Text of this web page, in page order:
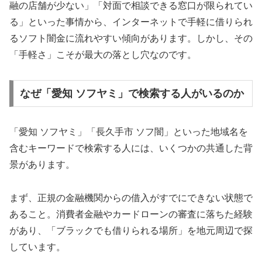
融の店舗が少ない」「対面で相談できる窓口が限られてい
る」といった事情から、インターネットで手軽に借りられ
るソフト闇金に流れやすい傾向があります。しかし、その
「手軽さ」こそが最大の落とし穴なのです。
なぜ「愛知 ソフヤミ」で検索する人がいるのか
「愛知 ソフヤミ」「長久手市 ソフ闇」といった地域名を
含むキーワードで検索する人には、いくつかの共通した背
景があります。
まず、正規の金融機関からの借入がすでにできない状態で
あること。消費者金融やカードローンの審査に落ちた経験
があり、「ブラックでも借りられる場所」を地元周辺で探
しています。